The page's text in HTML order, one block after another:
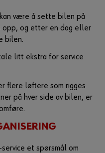
være å sette bilen på
opp, og etter en dag eller
bilen.
litt ekstra for service
flere løftere som rigges
på hver side av bilen, er
et spørsmål om